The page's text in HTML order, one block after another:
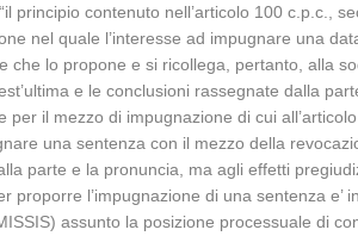
principio contenuto nell’articolo 100 c.p.c.,
nel quale l’interesse ad impugnare una
lo propone e si ricollega, pertanto, alla
e le conclusioni rassegnate dalla
il mezzo di impugnazione di cui
una sentenza con il mezzo della
parte e la pronuncia, ma agli effetti
proporre l’impugnazione di una sentenza
assunto la posizione processuale di